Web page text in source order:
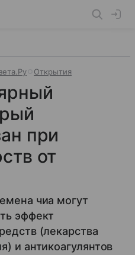
Открытия
при
от
чиа могут
эффект
(лекарства
и антикоагулянтов